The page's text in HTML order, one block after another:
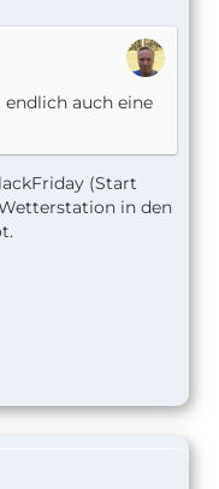
auch eine
(Start
in den